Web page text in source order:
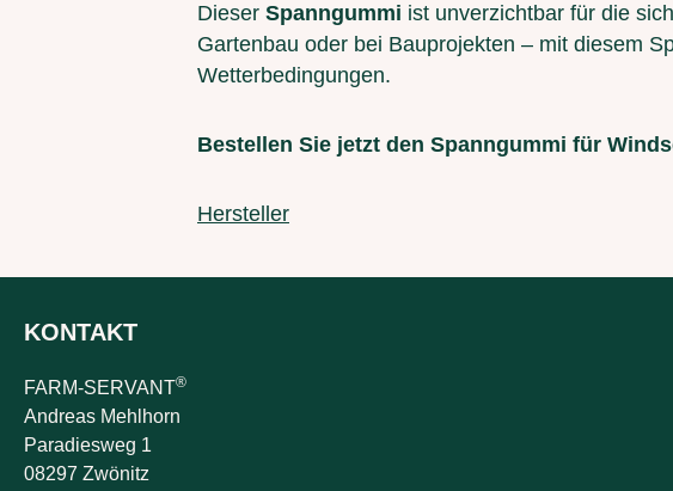
Dieser Spanngummi ist unverzichtbar für die
Gartenbau oder bei Bauprojekten – mit diesem
Wetterbedingungen.
Bestellen Sie jetzt den Spanngummi für
Hersteller
KONTAKT
FARM-SERVANT®
Andreas Mehlhorn
Paradiesweg 1
08297 Zwönitz